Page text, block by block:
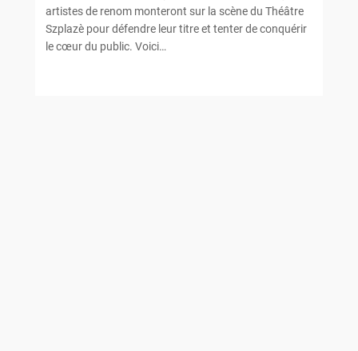
artistes de renom monteront sur la scène du Théâtre
Szplazè pour défendre leur titre et tenter de conquérir
le cœur du public. Voici…